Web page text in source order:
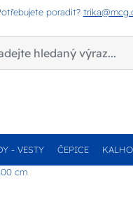
poradit?
- VESTY ČEPICE
cm